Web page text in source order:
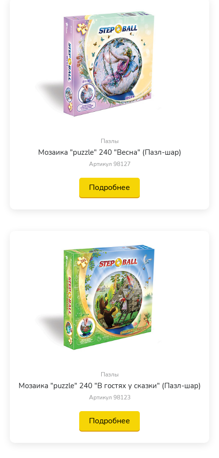
Пазлы
Мозаика "puzzle" 240 "Весна" (Пазл-шар)
Артикул 98127
Подробнее
Пазлы
Мозаика "puzzle" 240 "В гостях у сказки" (Пазл-шар)
Артикул 98123
Подробнее